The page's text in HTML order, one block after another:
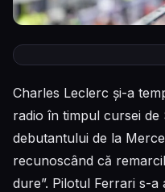
Charles Leclerc și-a
radio în timpul cursei de
debutantului de la
recunoscând că
dure”. Pilotul Ferrari s-